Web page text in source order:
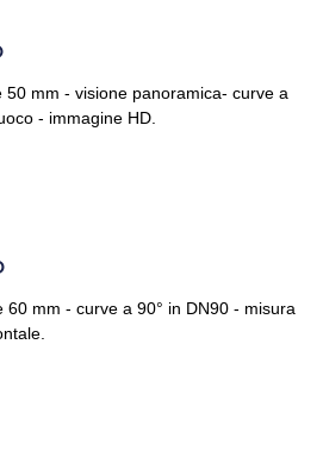
50 mm - visione panoramica- curve a
- immagine HD.
60 mm - curve a 90° in DN90 - misura